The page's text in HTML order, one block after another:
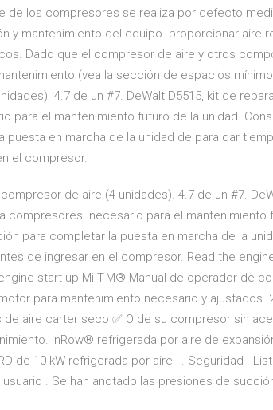
de los compresores se realiza por defecto
y mantenimiento del equipo. proporcionar aire
Dado que el compresor de aire y otros
(vea la sección de espacios
4.7 de un #7. DeWalt D5515, kit de
para el mantenimiento futuro de la unidad.
puesta en marcha de la unidad de para dar
el compresor.
de aire (4 unidades). 4.7 de un #7.
compresores. necesario para el mantenimiento
para completar la puesta en marcha de la
de ingresar en el compresor. Read the
start-up Mi-T-M® Manual de operador de
para mantenimiento necesario y ajustados.
aire carter seco ✅ O de su compresor sin
InRow® refrigerada por aire de
de 10 kW refrigerada por aire i . Seguridad .
. Se han anotado las presiones de